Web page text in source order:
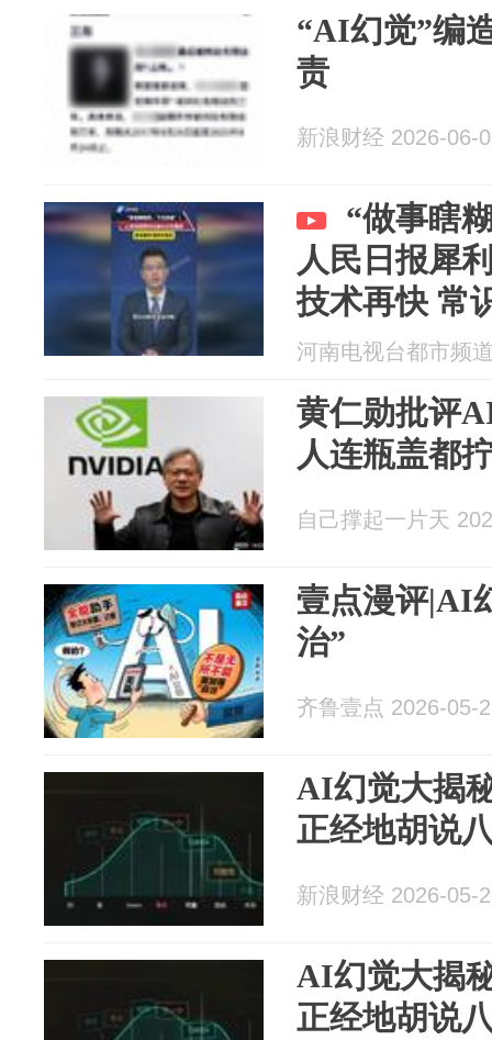
“AI幻觉”编
责
新浪财经 2026-06-
“做事瞎
人民日报犀
技术再快 常
河南电视台都市频
黄仁勋批评
人连瓶盖都
自己撑起一片天
壹点漫评|AI
治”
齐鲁壹点 2026-05-
AI幻觉大揭
正经地胡说
新浪财经 2026-05-
AI幻觉大揭
正经地胡说